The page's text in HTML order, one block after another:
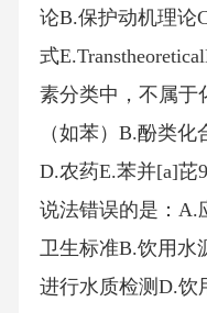
论B.保护动机理论
式
素分类中，不属于
（如苯）B.酚类化
D.农药E.苯并[a]芘
说法错误的是：A.
卫生标准B.饮用水
进行水质检测D.饮